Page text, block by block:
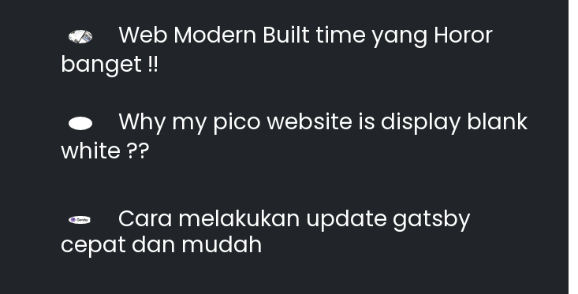
Web Modern Built time yang Horor
banget !!
Why my pico website is display blank
white ??
Cara melakukan update gatsby
cepat dan mudah